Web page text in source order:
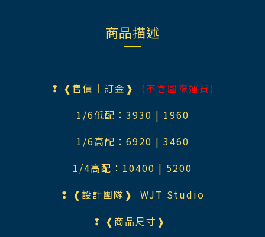
商品描述
❢ ❰售價｜訂金❱ (不含國際運費)
1/6低配：3930 | 1960
1/6高配：6920 | 3460
1/4高配：10400 | 5200
❢ ❰設計團隊❱ WJT Studio
❢ ❰商品尺寸❱